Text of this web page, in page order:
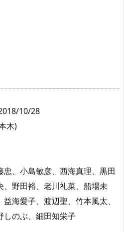
10/28
木)
忠、小島敏彦、西海真理、黒田
、野田裕、老川礼菜、船場未
海愛子、渡辺聖、竹本風太、
しのぶ、細田知栄子